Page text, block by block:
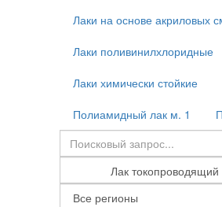
Лаки на основе акриловых
Лаки поливинилхлоридные
Лаки химически стойкие
Полиамидный лак м. 1